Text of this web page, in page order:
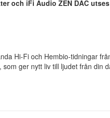
och iFi Audio ZEN DAC
Hi-Fi och Hembio-tidningar
ger nytt liv till ljudet från din